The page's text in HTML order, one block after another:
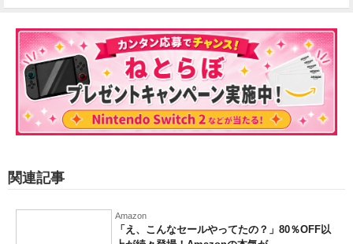
関連記事
Amazon
「え、こんなセールやってたの？」80％OFF以